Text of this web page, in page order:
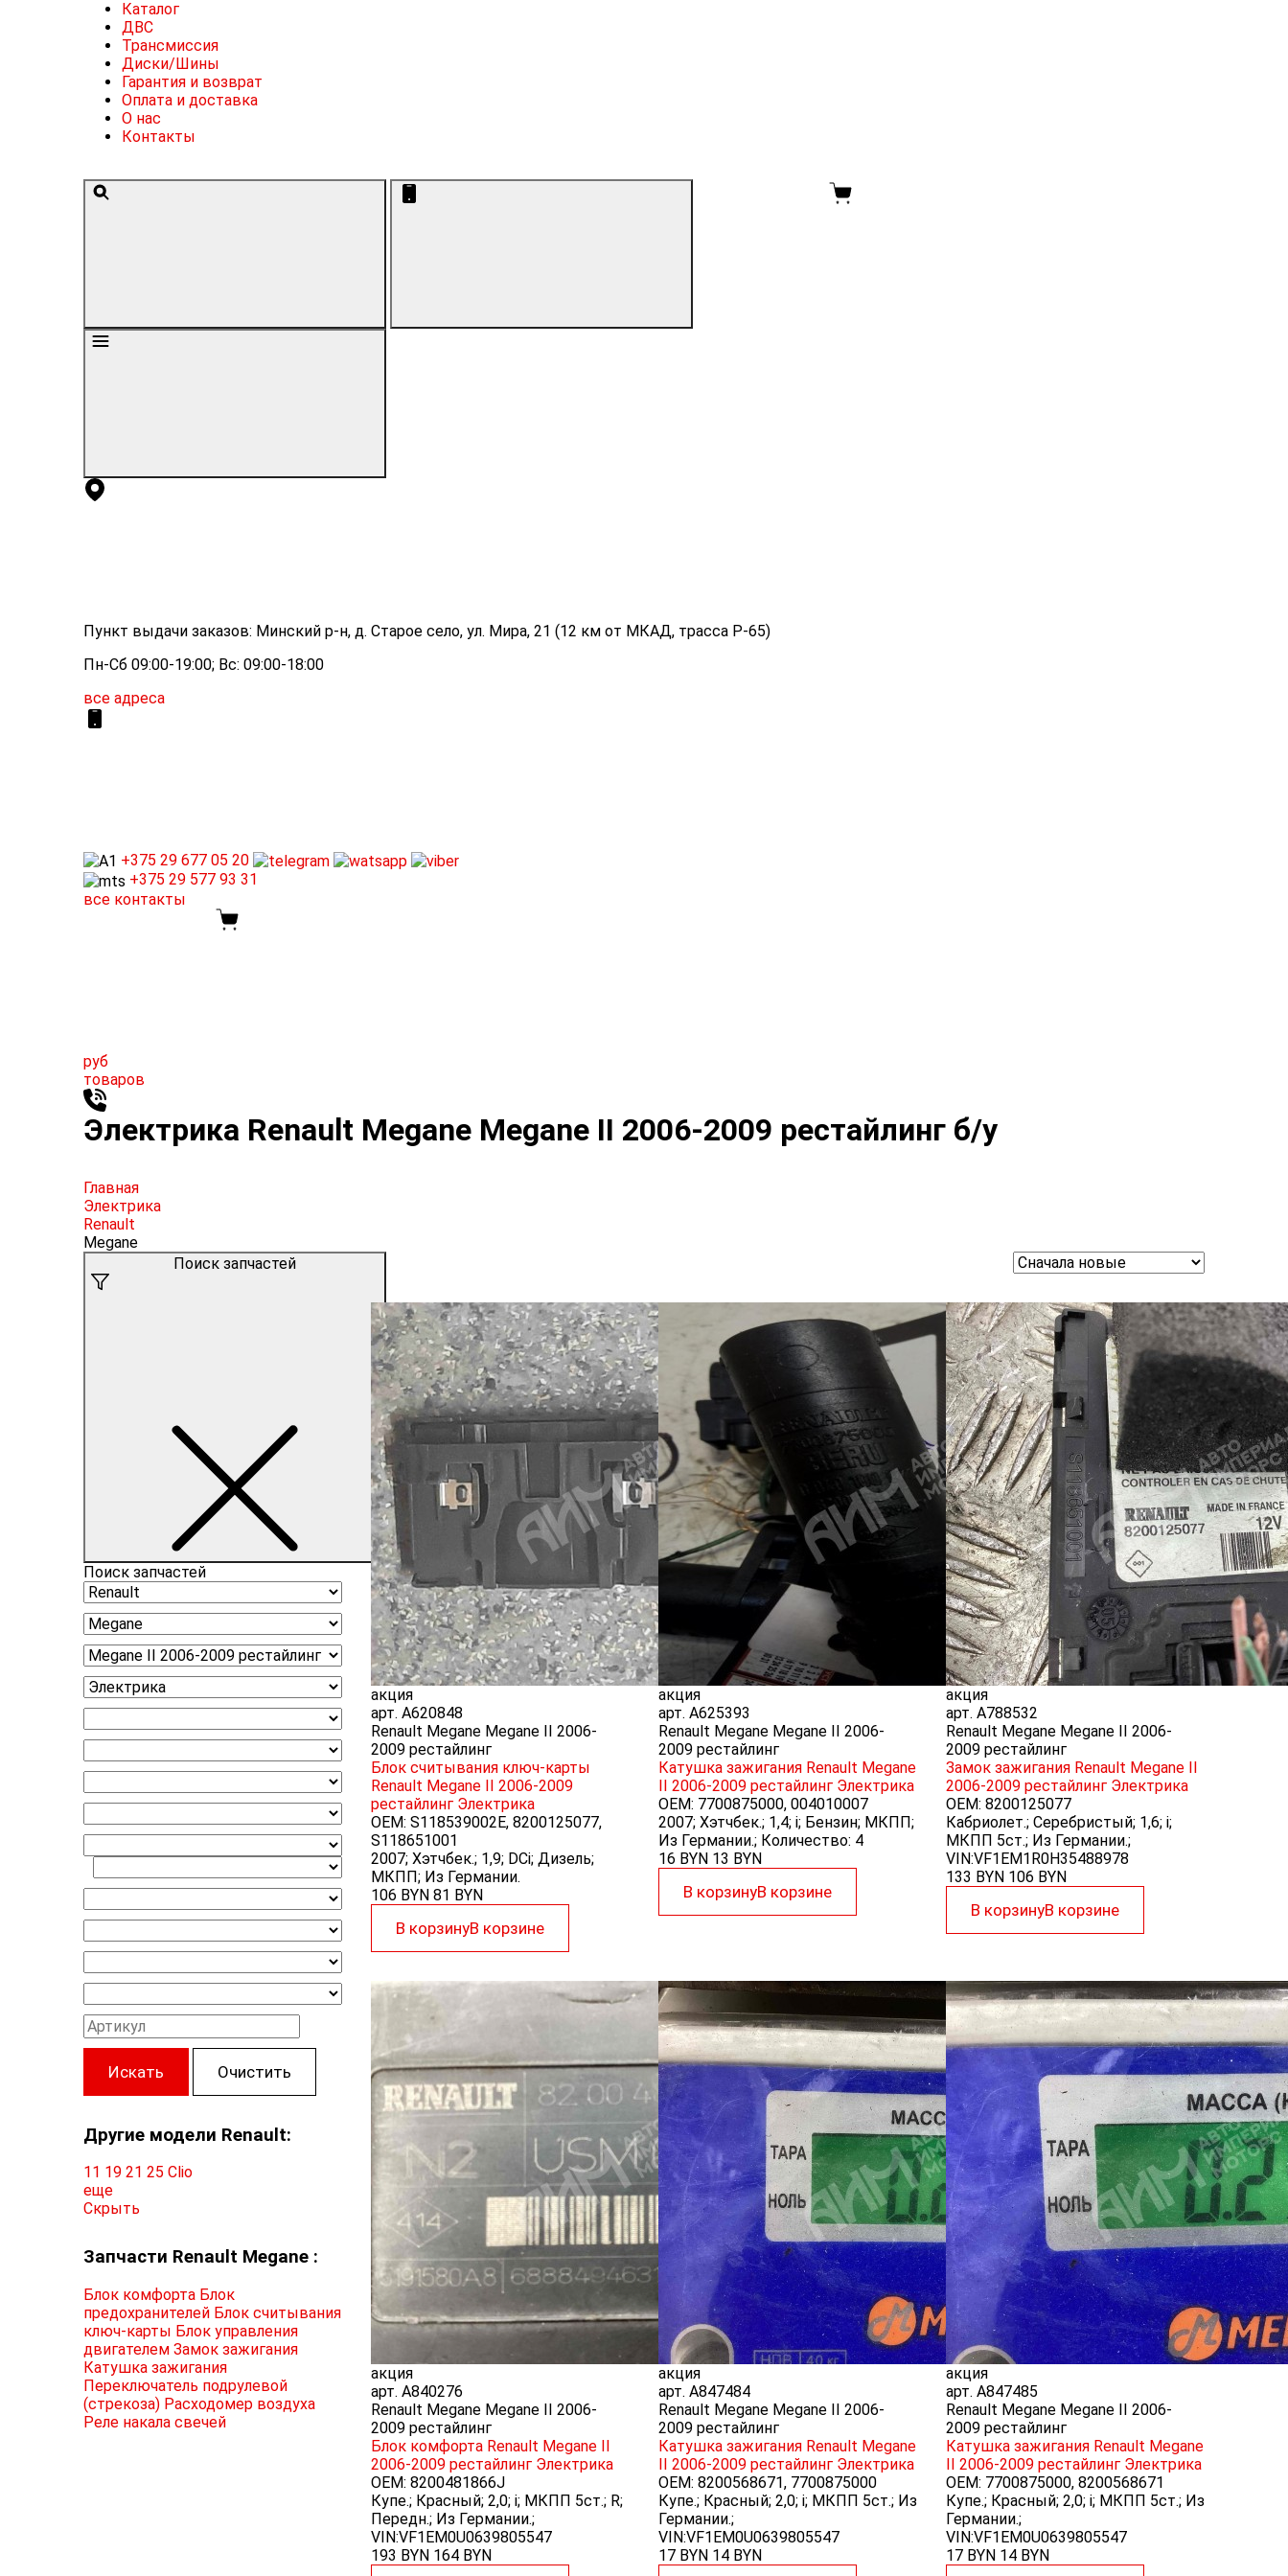
Каталог
ДВС
Трансмиссия
Диски/Шины
Гарантия и возврат
Оплата и доставка
О нас
Контакты
Пункт выдачи заказов: Минский р-н, д. Старое село, ул. Мира, 21 (12 км от МКАД, трасса P-65)
Пн-Сб 09:00-19:00; Вс: 09:00-18:00
все адреса
+375 29 677 05 20
+375 29 577 93 31
все контакты
руб
товаров
Электрика Renault Megane Megane II 2006-2009 рестайлинг б/у
Главная
Электрика
Renault
Megane
Поиск запчастей
Поиск запчастей
Искать Очистить
Другие модели Renault:
11 19 21 25 Clio
еще
Скрыть
Запчасти Renault Megane :
Блок комфорта Блок
предохранителей Блок считывания
ключ-карты Блок управления
двигателем Замок зажигания
Катушка зажигания
Переключатель подрулевой
(стрекоза) Расходомер воздуха
Реле накала свечей
акция
арт. A620848
Renault Megane Megane II 2006-
2009 рестайлинг
Блок считывания ключ-карты
Renault Megane II 2006-2009
рестайлинг Электрика
OEM: S118539002E, 8200125077,
S118651001
2007; Хэтчбек.; 1,9; DCi; Дизель;
МКПП; Из Германии.
106 BYN 81 BYN
В корзинуВ корзине
акция
арт. A625393
Renault Megane Megane II 2006-
2009 рестайлинг
Катушка зажигания Renault Megane
II 2006-2009 рестайлинг Электрика
OEM: 7700875000, 004010007
2007; Хэтчбек.; 1,4; i; Бензин; МКПП;
Из Германии.; Количество: 4
16 BYN 13 BYN
В корзинуВ корзине
акция
арт. A788532
Renault Megane Megane II 2006-
2009 рестайлинг
Замок зажигания Renault Megane II
2006-2009 рестайлинг Электрика
OEM: 8200125077
Кабриолет.; Серебристый; 1,6; i;
МКПП 5ст.; Из Германии.;
VIN:VF1EM1R0H35488978
133 BYN 106 BYN
В корзинуВ корзине
акция
арт. A840276
Renault Megane Megane II 2006-
2009 рестайлинг
Блок комфорта Renault Megane II
2006-2009 рестайлинг Электрика
OEM: 8200481866J
Купе.; Красный; 2,0; i; МКПП 5ст.; R;
Передн.; Из Германии.;
VIN:VF1EM0U0639805547
193 BYN 164 BYN
акция
арт. A847484
Renault Megane Megane II 2006-
2009 рестайлинг
Катушка зажигания Renault Megane
II 2006-2009 рестайлинг Электрика
OEM: 8200568671, 7700875000
Купе.; Красный; 2,0; i; МКПП 5ст.; Из
Германии.;
VIN:VF1EM0U0639805547
17 BYN 14 BYN
акция
арт. A847485
Renault Megane Megane II 2006-
2009 рестайлинг
Катушка зажигания Renault Megane
II 2006-2009 рестайлинг Электрика
OEM: 7700875000, 8200568671
Купе.; Красный; 2,0; i; МКПП 5ст.; Из
Германии.;
VIN:VF1EM0U0639805547
17 BYN 14 BYN